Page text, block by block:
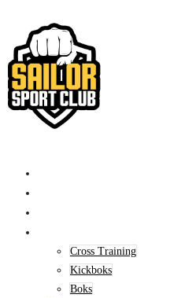
Cross Training
Kickboks
Boks